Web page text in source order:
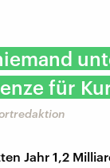
für
Jahr 1,2